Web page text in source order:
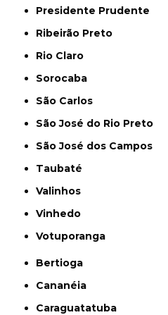
Presidente Prudente
Ribeirão Preto
Rio Claro
Sorocaba
São Carlos
São José do Rio Preto
São José dos Campos
Taubaté
Valinhos
Vinhedo
Votuporanga
Bertioga
Cananéia
Caraguatatuba